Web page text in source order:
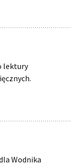
lektury
Wodnika